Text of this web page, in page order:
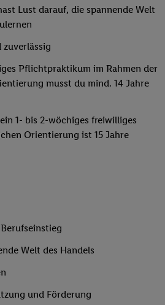
Lust darauf, die spannende Welt
Pflichtpraktikum im Rahmen der
musst du mind. 14 Jahre
1- bis 2-wöchiges freiwilliges
Orientierung ist 15 Jahre
Welt des Handels
und Förderung